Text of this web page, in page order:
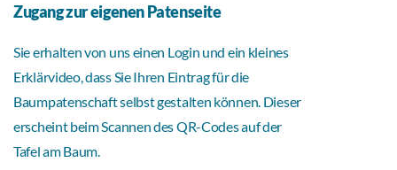
Zugang zur eigenen Patenseite
Sie erhalten von uns einen Login und ein kleines
Erklärvideo, dass Sie Ihren Eintrag für die
Baumpatenschaft selbst gestalten können. Dieser
erscheint beim Scannen des QR-Codes auf der
Tafel am Baum.